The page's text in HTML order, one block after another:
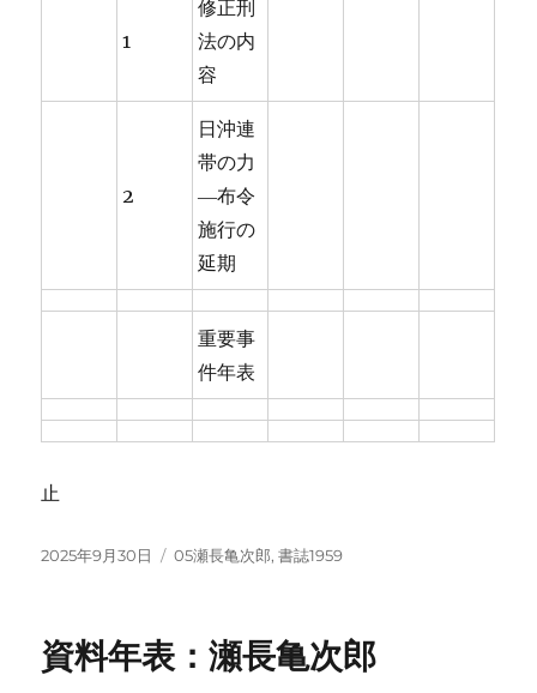
1
修正刑
法の内
容
2
日沖連
帯の力
―布令
施行の
延期
重要事
件年表
止
投
2025年9月30日
カ
ー
05瀬長亀次郎,書誌1959
資料年表：瀬長亀次郎